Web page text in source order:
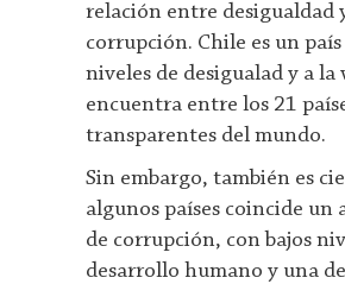
relación entre desigualdad
corrupción. Chile es un
niveles de desigualad y a la
encuentra entre los 21
transparentes del mundo.
Sin embargo, también es
algunos países coincide un
de corrupción, con bajos
desarrollo humano y una